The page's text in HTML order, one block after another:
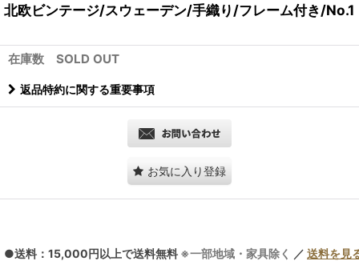
北欧ビンテージ/スウェーデン/手織り/フレーム付き/No.1
在庫数 SOLD OUT
返品特約に関する重要事項
お気に入り登録
●送料：15,000円以上で送料無料 ※一部地域・家具除く ／ 送料を見